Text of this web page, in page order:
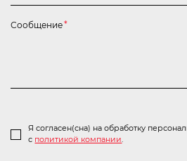
Я согласен(сна) на обработку
с политикой компании.
Сообщение*